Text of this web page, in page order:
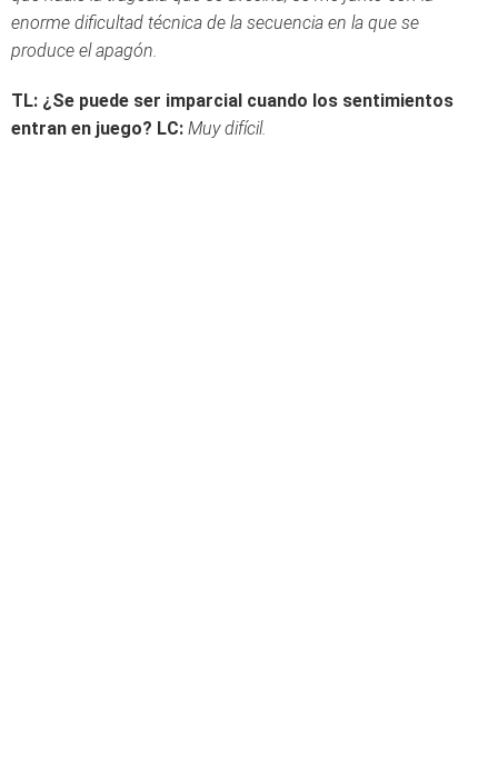
enorme dificultad técnica de la secuencia en la que se
produce el apagón.
TL: ¿Se puede ser imparcial cuando los sentimientos
entran en juego? LC: Muy difícil.